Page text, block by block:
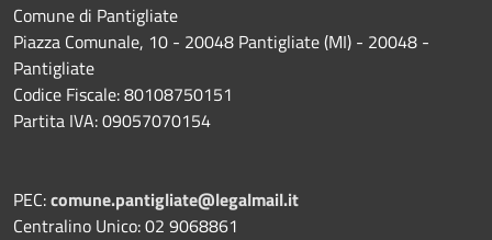
Comune di Pantigliate
Piazza Comunale, 10 - 20048 Pantigliate (MI) - 20048 -
Pantigliate
Codice Fiscale: 80108750151
Partita IVA: 09057070154
PEC:comune.pantigliate@legalmail.it
Centralino Unico: 02 9068861